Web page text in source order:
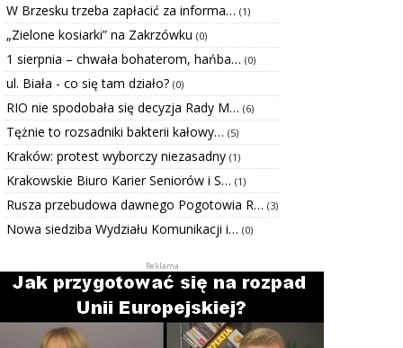
W Brzesku trzeba zapłacić za informa… (1)
„Zielone kosiarki” na Zakrzówku (0)
1 sierpnia – chwała bohaterom, hańba… (0)
ul. Biała - co się tam działo? (0)
RIO nie spodobała się decyzja Rady M… (6)
Tężnie to rozsadniki bakterii kałowy… (5)
Kraków: protest wyborczy niezasadny (1)
Krakowskie Biuro Karier Seniorów i S… (1)
Rusza przebudowa dawnego Pogotowia R… (3)
Nowa siedziba Wydziału Komunikacji i… (0)